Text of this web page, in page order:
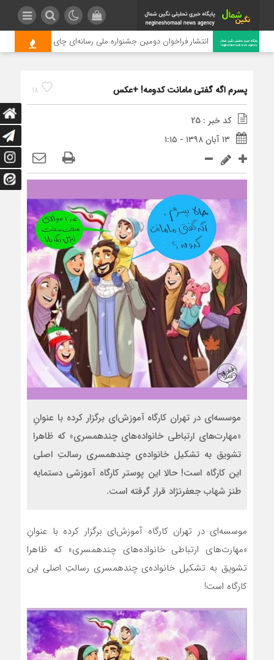
انتشار فراخوان دومین جشنواره ملی رسانه‌ای چای
18 پسرم اگه گفتی مامانت کدومه! +عکس
کد خبر : 25
۱۳ آبان ۱۳۹۸ - ۱:۱۵
موسسه‌ای در تهران کارگاه آموزش‌ای برگزار کرده با عنوانِ
«مهارت‌های ارتباطی خانواده‌های چندهمسری» که ظاهرا
تشویق به تشکیل خانواده‌ی چندهمسری رسالتِ اصلی
این کارگاه است! حالا این پوستر کارگاه آموزشی دستمایه
طنز شهاب جعفرنژاد قرار گرفته است.
موسسه‌ای در تهران کارگاه آموزش‌ای برگزار کرده با عنوانِ
«مهارت‌های ارتباطی خانواده‌های چندهمسری» که ظاهرا
تشویق به تشکیل خانواده‌ی چندهمسری رسالتِ اصلی این
کارگاه است!